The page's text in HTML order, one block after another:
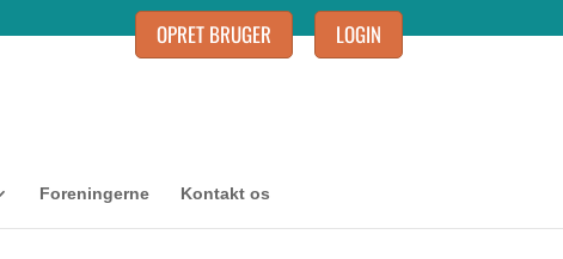
OPRET BRUGER LOGIN
Foreningerne Kontakt os